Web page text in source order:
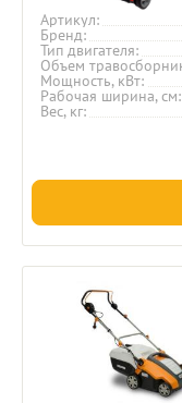
Артикул
Бренд
Тип двигателя
Объем
Мощность, кВт
Рабочая ширина, см
Вес, кг